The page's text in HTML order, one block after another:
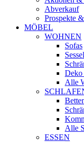
Abverkauf
Prospekte
MÖBEL
WOHNEN
Sofas
Sessel
Deko
Alle
Alle
ESSEN